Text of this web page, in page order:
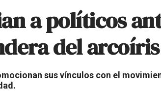
a políticos
del arcoíris
sus vínculos con el